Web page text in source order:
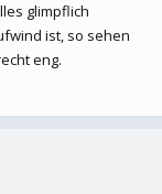
glimpflich
ist, so sehen
eng.